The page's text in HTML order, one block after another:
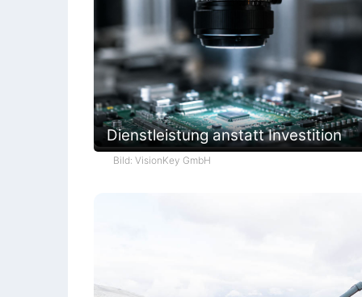
Dienstleistung anstatt Investition
Bild: VisionKey GmbH